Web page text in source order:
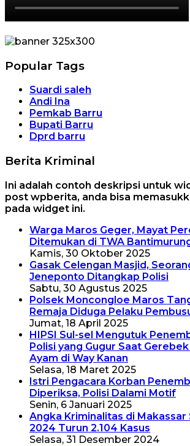
Popular Tags
Suardi saleh
Andi Ina
Pemkab Barru
Bupati Barru
Dprd barru
Berita Kriminal
Ini adalah contoh deskripsi untuk
post wpberita, anda bisa
pada widget ini.
Warga Maros Geger, Mayat
Ditemukan di TWA
Kamis, 30 Oktober 2025
Gasak Celengan Masjid,
Jeneponto Ditangkap Polisi
Sabtu, 30 Agustus 2025
Polsek Moncongloe Maros
Remaja Diduga Pelaku
Jumat, 18 April 2025
HIPSI Sul-sel Mengutuk
Polisi yang Gugur Saat
Ayam di Way Kanan
Selasa, 18 Maret 2025
Istri Pengacara Korban
Diperiksa, Polisi Dalami Motif
Senin, 6 Januari 2025
Angka Kriminalitas di Makassar
2024 Turun 2.104 Kasus
Selasa, 31 Desember 2024